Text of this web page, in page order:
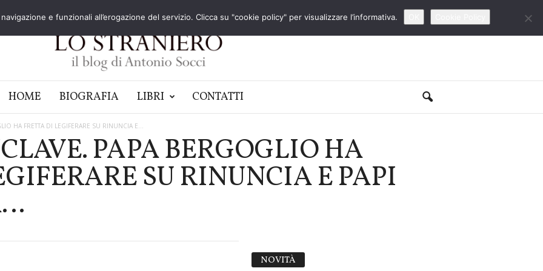
HOME BIOGRAFIA LIBRI CONTATTI
HA FRETTA DI LEGIFERARE SU RINUNCIA E...
PAPA BERGOGLIO HA
SU RINUNCIA E PAPI
NOVITÀ
e funzionali all’erogazione del servizio. Clicca su "cookie policy" per visualizzare l’informativa.